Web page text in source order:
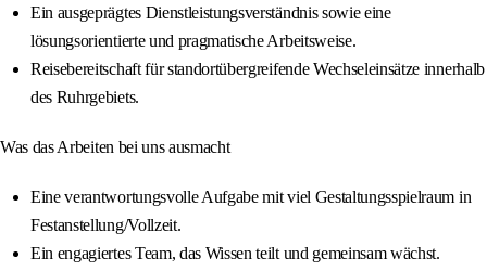
Ein ausgeprägtes Dienstleistungsverständnis sowie eine
lösungsorientierte und pragmatische Arbeitsweise.
Reisebereitschaft für standortübergreifende Wechseleinsätze innerhalb
des Ruhrgebiets.
Was das Arbeiten bei uns ausmacht
Eine verantwortungsvolle Aufgabe mit viel Gestaltungsspielraum in
Festanstellung/Vollzeit.
Ein engagiertes Team, das Wissen teilt und gemeinsam wächst.